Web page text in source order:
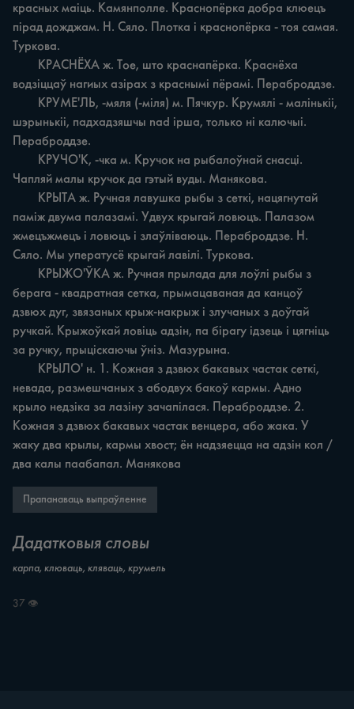
красных маіць. Камянполле. Краснопёрка добра клюецъ
пірад дожджам. Н. Сяло. Плотка i краснопёрка - тоя самая.
Туркова.
водзіццаў нагиых азірах з краснымi пёрамі. Пераброддзе.
шэрынькіі, падхадзяшчы nad ірша, только ні калючыі.
Пераброддзе.
Чапляй малы кручок да гэтый вуды. Манякова.
паміж двума палазамі. Удвух крыгай ловюцъ. Палазом
жмецъжмецъ i ловюцъ i злаўліваюць. Пераброддзе. Н.
Сяло. Мы уператусё крыгай лавілі. Туркова.
берага - квадратная сетка, прымацаваная да канцоў
дзвюх дуг, звязаных крыж-накрыж i злучаных з доўгай
ручкай. Крыжоўкай ловіць адзін, па бірагу ідзець i цягніць
за ручку, прыціскаючы ўніз. Мазурына.
невада, размешчаных з абодвух бакоў кармы. Адно
крыло недзіка за лазіну зачапілася. Пераброддзе. 2.
Кожная з дзвюх бакавых частак венцера, або жака. У
жаку два крылы, кармы хвост; ён надзяецца на адзін кол /
два калы паабапал. Манякова
Прапанаваць выпраўленне
Дадатковыя словы
карпа, клюваць, кляваць, крумель
37 👁